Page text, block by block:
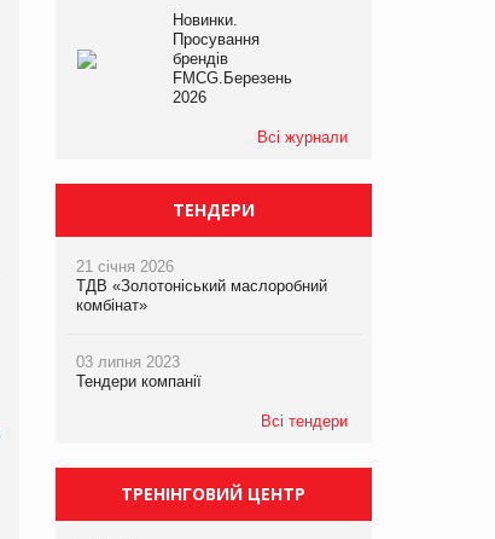
Новинки.
Просування
брендів
FMCG.Березень
2026
Всі журнали
ТЕНДЕРИ
21 січня 2026
ТДВ «Золотоніський маслоробний
комбінат»
03 липня 2023
Тендери компанії
Всі тендери
ТРЕНІНГОВИЙ ЦЕНТР